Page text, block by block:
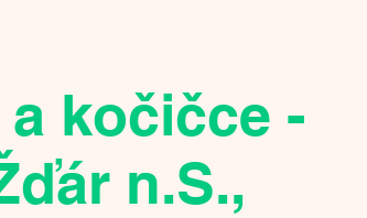
kočičce -
n.S.,